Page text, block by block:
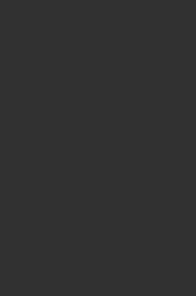
Emil
Színházi
Alkioni
Szilvia;
Witek; Ádám